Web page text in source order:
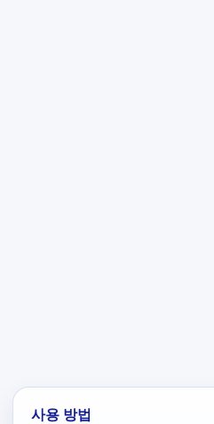
사용 방법